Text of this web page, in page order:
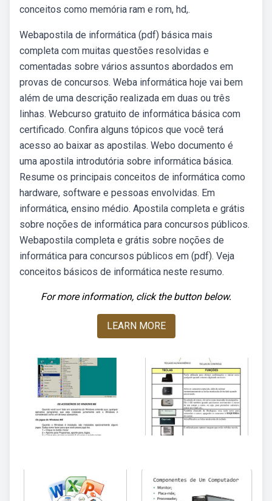
conceitos como memória ram e rom, hd,.
Webapostila de informática (pdf) básica mais
completa com muitas questões resolvidas e
comentadas sobre vários assuntos abordados em
provas de concursos. Weba informática hoje vai bem
além de uma descrição realizada em duas ou três
linhas. Webcurso gratuito de informática básica com
certificado. Confira alguns tópicos que você terá
acesso ao baixar as apostilas. Webo documento é
uma apostila introdutória sobre informática básica.
Resume os principais conceitos de informática como
hardware, software e pessoas envolvidas. Em
informática, ensino médio. Apostila completa e grátis
sobre noções de informática para concursos públicos.
Webapostila completa e grátis sobre noções de
informática para concursos públicos em (pdf). Veja
conceitos básicos de informática neste resumo.
For more information, click the button below.
LEARN MORE